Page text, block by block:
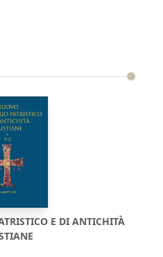
E DI ANTICHITÀ